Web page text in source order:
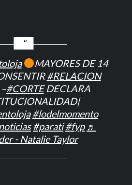
MAYORES DE 14
#RELACION
#CORTEDECLARA
#lodelmomento
#parati #fyp ♬
- Natalie Taylor